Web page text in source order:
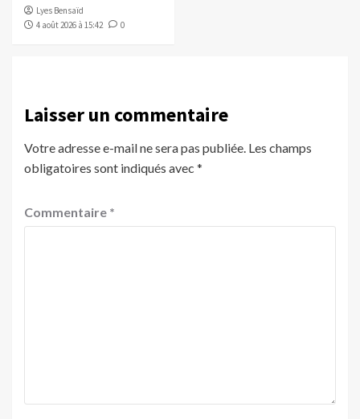
Lyes Bensaïd
4 août 2026 à 15:42
0
Laisser un commentaire
Votre adresse e-mail ne sera pas publiée. Les champs
obligatoires sont indiqués avec *
Commentaire *